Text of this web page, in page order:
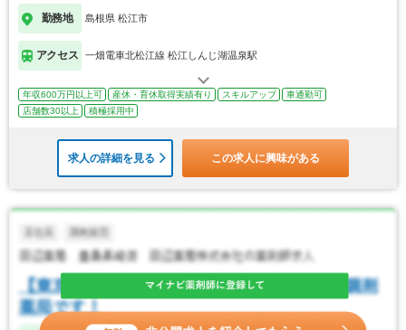
勤務地 島根県 松江市
アクセス 一畑電車北松江線 松江しんじ湖温泉駅
年収600万円以上可 産休・育休取得実績有り スキルアップ
車通勤可
店舗数30以上
積極採用中
求人の詳細を見る この求人に興味がある